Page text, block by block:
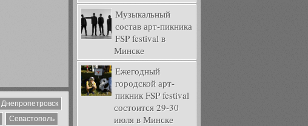
Днепропетровск
Севастополь
Музыкальный
состав арт-пикника
FSP festival в
Минске
Ежегодный
городской арт-
пикник FSP festival
состоится 29-30
июля в Минске